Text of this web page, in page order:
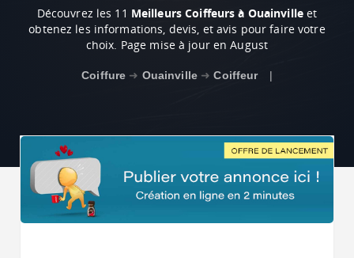
Découvrez les 11 Meilleurs Coiffeurs à Ouainville et
obtenez les informations, devis, et avis pour faire votre
choix. Page mise à jour en August
Coiffure ➜ Ouainville ➜Coiffeur |